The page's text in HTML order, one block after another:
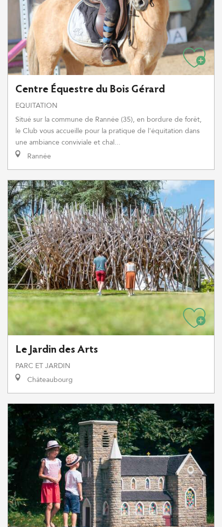
Centre Équestre du Bois Gérard
EQUITATION
Situé sur la commune de Rannée (35), en bordure de forêt,
le Club vous accueille pour la pratique de l'équitation dans
une ambiance conviviale et chal...
Rannée
Le Jardin des Arts
PARC ET JARDIN
Châteaubourg